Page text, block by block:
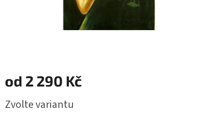
od 2 290 Kč
cena:
Zvolte variantu